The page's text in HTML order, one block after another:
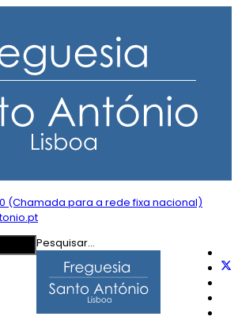
(Chamada para a rede fixa nacional)
Pesquisar...